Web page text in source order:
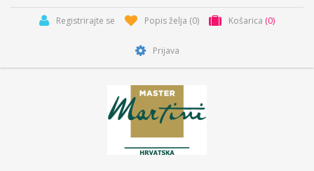
Registrirajte se Popis želja (0) Košarica (0)
Prijava